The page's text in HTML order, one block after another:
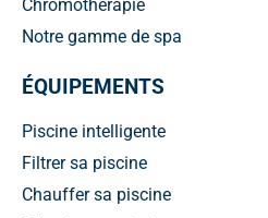
Chromothérapie
Notre gamme de spa
ÉQUIPEMENTS
Piscine intelligente
Filtrer sa piscine
Chauffer sa piscine